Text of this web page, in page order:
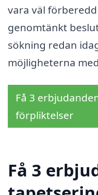
vara väl
genomtänkt
sökning redan
möjligheterna
Få 3
förpliktelser
Få 3